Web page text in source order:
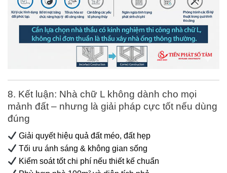
8. Kết luận: Nhà chữ L không dành cho mọi
mảnh đất – nhưng là giải pháp cực tốt nếu dùng
đúng
Giải quyết hiệu quả đất méo, đất hẹp
Tối ưu ánh sáng & không gian sống
Kiểm soát tốt chi phí nếu thiết kế chuẩn